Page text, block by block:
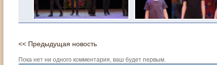
<< Предыдущая новость
Пока нет ни одного комментария, ваш будет первым.